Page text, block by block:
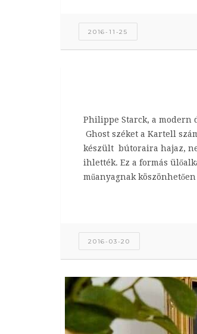
2016-11-25
Philippe Starck, a modern
Ghost széket a Kartell
készült bútoraira hajaz,
ihlették. Ez a formás
műanyagnak
2016-03-20